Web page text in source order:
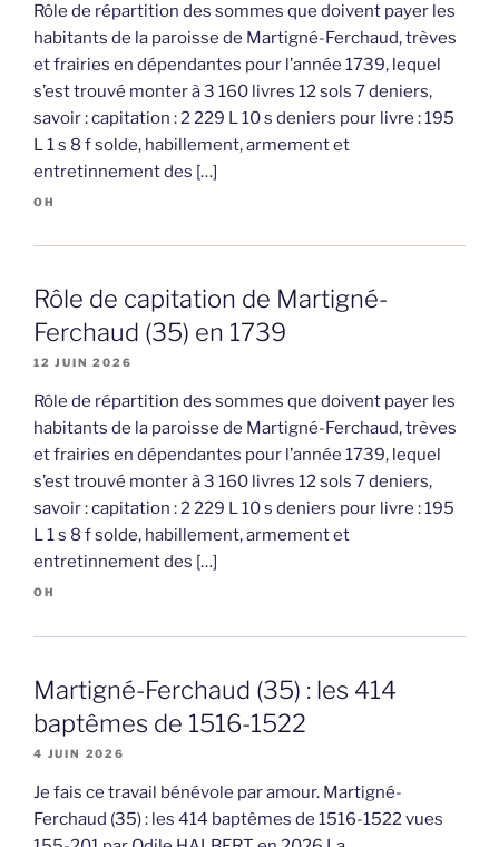
Rôle de répartition des sommes que doivent payer les
habitants de la paroisse de Martigné-Ferchaud, trèves
et frairies en dépendantes pour l’année 1739, lequel
s’est trouvé monter à 3 160 livres 12 sols 7 deniers,
savoir : capitation : 2 229 L 10 s deniers pour livre : 195
L 1 s 8 f solde, habillement, armement et
entretinnement des […]
OH
Rôle de capitation de Martigné-
Ferchaud (35) en 1739
12 JUIN 2026
Rôle de répartition des sommes que doivent payer les
habitants de la paroisse de Martigné-Ferchaud, trèves
et frairies en dépendantes pour l’année 1739, lequel
s’est trouvé monter à 3 160 livres 12 sols 7 deniers,
savoir : capitation : 2 229 L 10 s deniers pour livre : 195
L 1 s 8 f solde, habillement, armement et
entretinnement des […]
OH
Martigné-Ferchaud (35) : les 414
baptêmes de 1516-1522
4 JUIN 2026
Je fais ce travail bénévole par amour. Martigné-
Ferchaud (35) : les 414 baptêmes de 1516-1522 vues